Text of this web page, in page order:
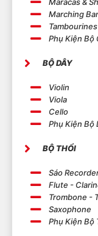
Marching
Tambourines
Phụ Kiện Bộ
BỘ DÂY
Violin
Viola
Cello
Phụ Kiện Bộ
BỘ THỔI
Sáo
Flute -
Trombone -
Saxophone
Phụ Kiện Bộ